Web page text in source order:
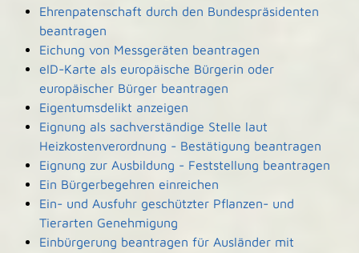
Ehrenpatenschaft durch den Bundespräsidenten
beantragen
Eichung von Messgeräten beantragen
eID-Karte als europäische Bürgerin oder
europäischer Bürger beantragen
Eigentumsdelikt anzeigen
Eignung als sachverständige Stelle laut
Heizkostenverordnung - Bestätigung beantragen
Eignung zur Ausbildung - Feststellung beantragen
Ein Bürgerbegehren einreichen
Ein- und Ausfuhr geschützter Pflanzen- und
Tierarten Genehmigung
Einbürgerung beantragen für Ausländer mit